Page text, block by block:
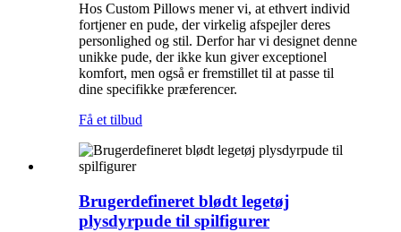
Hos Custom Pillows mener vi, at ethvert individ
fortjener en pude, der virkelig afspejler deres
personlighed og stil. Derfor har vi designet denne
unikke pude, der ikke kun giver exceptionel
komfort, men også er fremstillet til at passe til
dine specifikke præferencer.
Få et tilbud
Brugerdefineret blødt legetøj
plysdyrpude til spilfigurer